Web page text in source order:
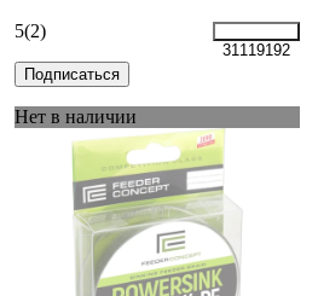
5(2)
31119192
Подписаться
Нет в наличии